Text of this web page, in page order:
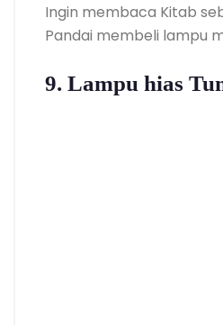
Ingin membaca Kitab
Pandai membeli lampu
9. Lampu hias